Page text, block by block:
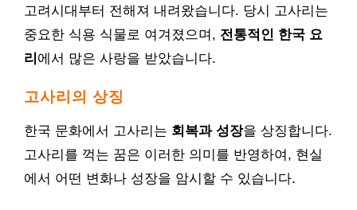
고려시대부터 전해져 내려왔습니다. 당시 고사리는
중요한 식용 식물로 여겨졌으며, 전통적인 한국 요
리 에서 많은 사랑을 받았습니다.
고사리의 상징
한국 문화에서 고사리는 회복과 성장을 상징합니다.
고사리를 꺽는 꿈은 이러한 의미를 반영하여, 현실
에서 어떤 변화나 성장을 암시할 수 있습니다.